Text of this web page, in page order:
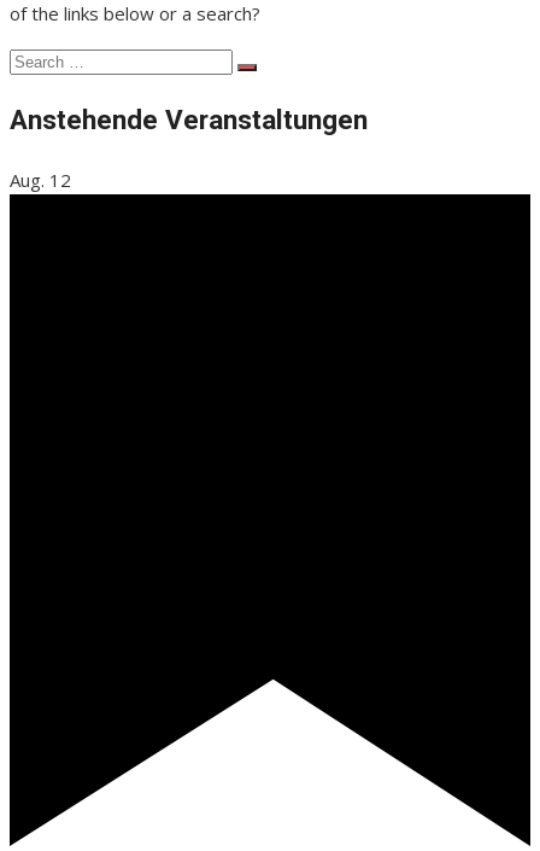
of the links below or a search?
Search
Search
Anstehende Veranstaltungen
Aug. 12